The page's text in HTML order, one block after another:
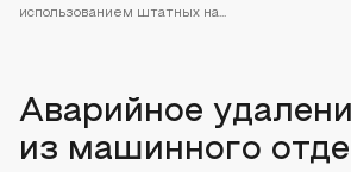
использованием штатных на...
Аварийное
из машинного